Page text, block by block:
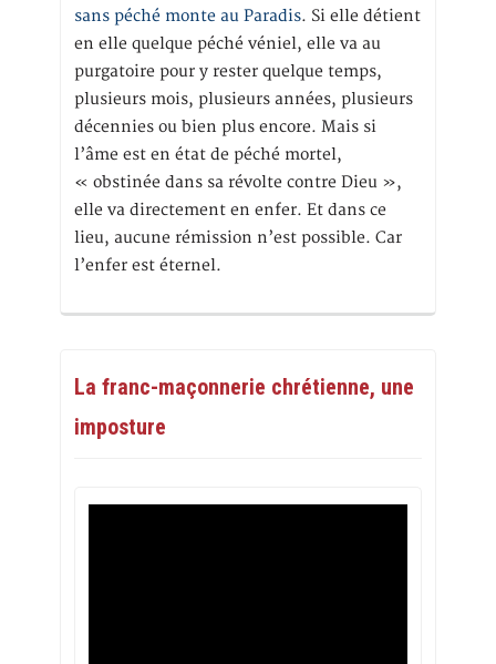
sans péché monte au Paradis. Si elle détient
en elle quelque péché véniel, elle va au
purgatoire pour y rester quelque temps,
plusieurs mois, plusieurs années, plusieurs
décennies ou bien plus encore. Mais si
l’âme est en état de péché mortel,
« obstinée dans sa révolte contre Dieu »,
elle va directement en enfer. Et dans ce
lieu, aucune rémission n’est possible. Car
l’enfer est éternel.
La franc-maçonnerie chrétienne, une
imposture